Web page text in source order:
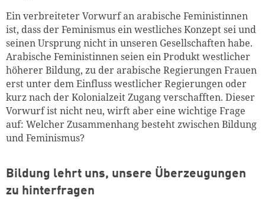
Ein verbreiteter Vorwurf an arabische Feministinnen
ist, dass der Feminismus ein westliches Konzept sei und
seinen Ursprung nicht in unseren Gesellschaften habe.
Arabische Feministinnen seien ein Produkt westlicher
höherer Bildung, zu der arabische Regierungen Frauen
erst unter dem Einfluss westlicher Regierungen oder
kurz nach der Kolonialzeit Zugang verschafften. Dieser
Vorwurf ist nicht neu, wirft aber eine wichtige Frage
auf: Welcher Zusammenhang besteht zwischen Bildung
und Feminismus?
Bildung lehrt uns, unsere Überzeugungen
zu hinterfragen